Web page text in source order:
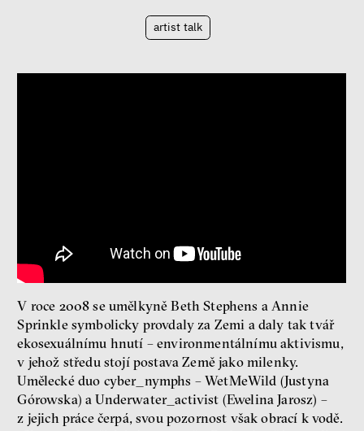
současných vztahů a online
seznamek
Terézia Ferjančeková, Petr
s Ondřejem Slačálkem,
Miroslavem Palanským,
Lucií Trlifajovou
a Jakubem Rákosníkem
Jakub Rákosník
Ondřej Slačálek
Miroslav Palanský
Lucie Trlifajová
Kateřina Smejkalová
artist talk
V roce 2008 se umělkyně Beth Stephens a Annie
Sprinkle symbolicky provdaly za Zemi a daly tak tvář
ekosexuálnímu hnutí – environmentálnímu aktivismu,
v jehož středu stojí postava Země jako milenky.
Umělecké duo cyber_nymphs – WetMeWild (Justyna
Górowska) a Underwater_activist (Ewelina Jarosz) –
z jejich práce čerpá, svou pozornost však obrací k vodě.